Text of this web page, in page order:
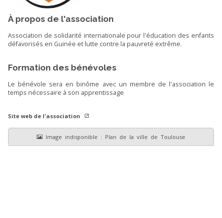
À propos de l'association
Association de solidarité internationale pour l'éducation des enfants
défavorisés en Guinée et lutte contre la pauvreté extrême.
Formation des bénévoles
Le bénévole sera en binôme avec un membre de l'association le
temps nécessaire à son apprentissage
Site web de l'association